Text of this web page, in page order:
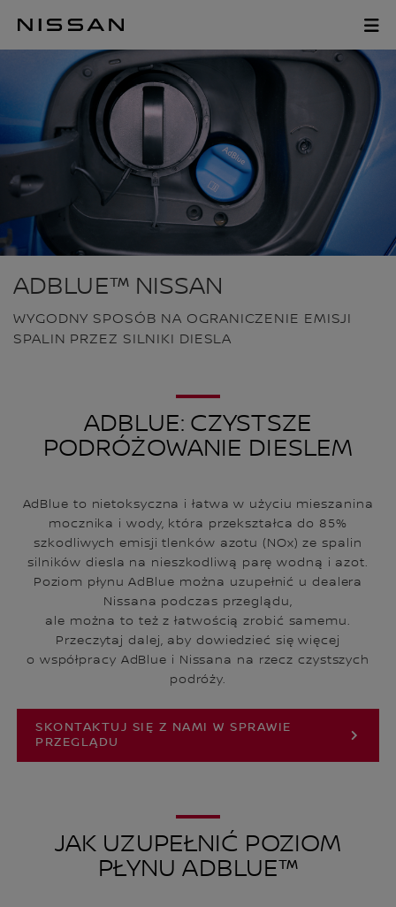
aby
głównych
ADBLUE
ADBLUE™ NISSAN
WYGODNY SPOSÓB NA OGRANICZENIE EMISJI
SPALIN PRZEZ SILNIKI DIESLA
ADBLUE: CZYSTSZE
PODRÓŻOWANIE DIESLEM
AdBlue to nietoksyczna i łatwa w użyciu mieszanina
mocznika i wody, która przekształca do 85%
szkodliwych emisji tlenków azotu (NOx) ze spalin
silników diesla na nieszkodliwą parę wodną i azot.
Poziom płynu AdBlue można uzupełnić u dealera
Nissana podczas przeglądu,
ale można to też z łatwością zrobić samemu.
Przeczytaj dalej, aby dowiedzieć się więcej
o współpracy AdBlue i Nissana na rzecz czystszych
podróży.
SKONTAKTUJ SIĘ Z NAMI W SPRAWIE
PRZEGLĄDU
JAK UZUPEŁNIĆ POZIOM
PŁYNU ADBLUE™